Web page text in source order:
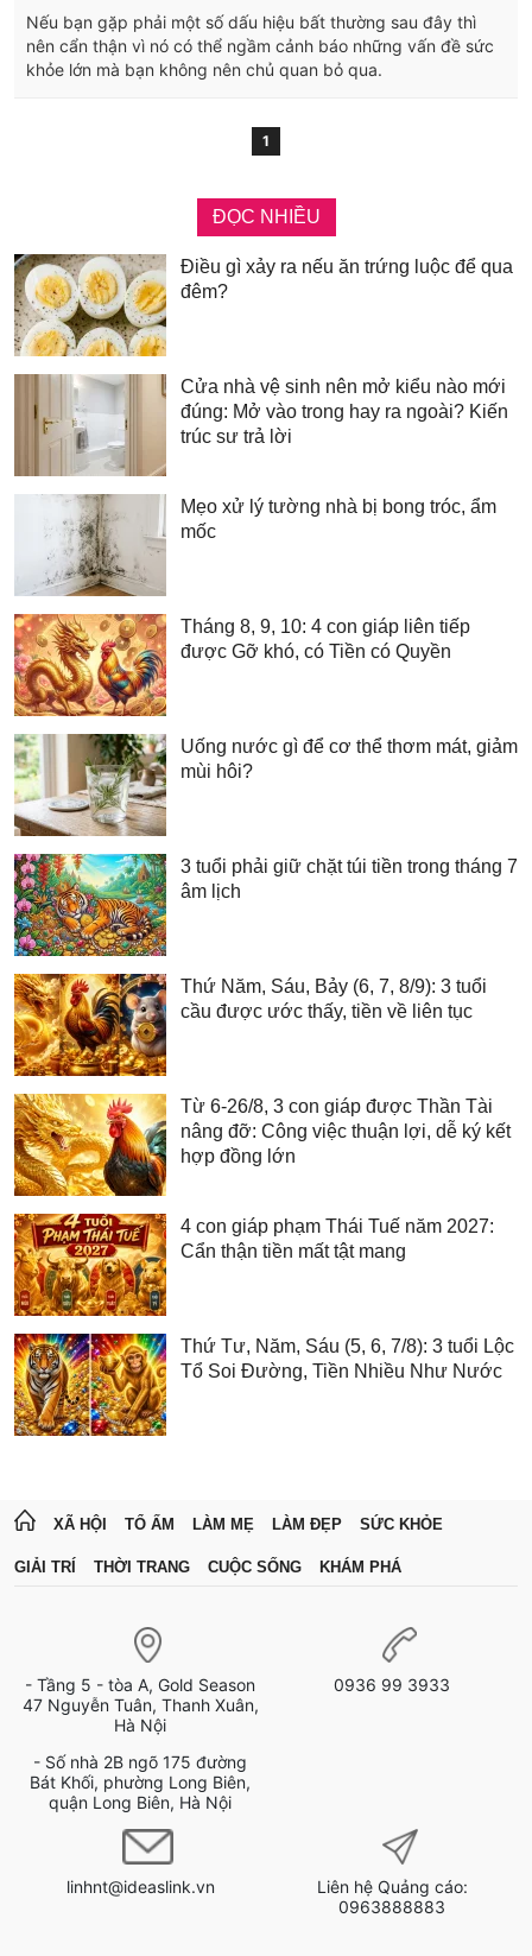
Nếu bạn gặp phải một số dấu hiệu bất thường sau đây thì
nên cẩn thận vì nó có thể ngầm cảnh báo những vấn đề sức
khỏe lớn mà bạn không nên chủ quan bỏ qua.
1
ĐỌC NHIỀU
Điều gì xảy ra nếu ăn trứng luộc để qua
đêm?
Cửa nhà vệ sinh nên mở kiểu nào mới
đúng: Mở vào trong hay ra ngoài? Kiến
trúc sư trả lời
Mẹo xử lý tường nhà bị bong tróc, ẩm
mốc
Tháng 8, 9, 10: 4 con giáp liên tiếp
được Gỡ khó, có Tiền có Quyền
Uống nước gì để cơ thể thơm mát, giảm
mùi hôi?
3 tuổi phải giữ chặt túi tiền trong tháng 7
âm lịch
Thứ Năm, Sáu, Bảy (6, 7, 8/9): 3 tuổi
cầu được ước thấy, tiền về liên tục
Từ 6-26/8, 3 con giáp được Thần Tài
nâng đỡ: Công việc thuận lợi, dễ ký kết
hợp đồng lớn
4 con giáp phạm Thái Tuế năm 2027:
Cẩn thận tiền mất tật mang
Thứ Tư, Năm, Sáu (5, 6, 7/8): 3 tuổi Lộc
Tổ Soi Đường, Tiền Nhiều Như Nước
XÃ HỘI TỔ ẤM LÀM MẸ LÀM ĐẸP SỨC KHỎE
GIẢI TRÍ THỜI TRANG CUỘC SỐNG KHÁM PHÁ
- Tầng 5 - tòa A, Gold Season
47 Nguyễn Tuân, Thanh Xuân,
Hà Nội
- Số nhà 2B ngõ 175 đường
Bát Khối, phường Long Biên,
quận Long Biên, Hà Nội
0936 99 3933
linhnt@ideaslink.vn
Liên hệ Quảng cáo:
0963888883